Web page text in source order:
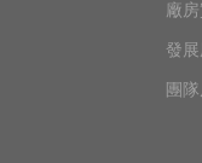
廠
發
團